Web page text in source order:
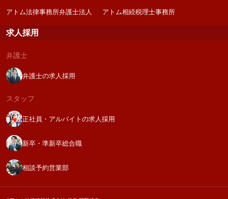
アトム法律事務所弁護士法人 アトム相続税理士事務所
求人採用
弁護士
弁護士の求人採用
スタッフ
正社員・アルバイトの求人採用
新卒・準新卒総合職
相談予約営業部